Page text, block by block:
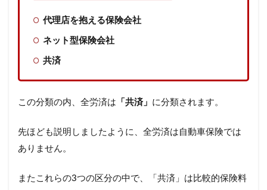
代理店を抱える保険会社
ネット型保険会社
共済
この分類の内、全労済は 「共済」 に分類されます。
先ほども説明しましたように、全労済は自動車保険では
ありません。
またこれらの3つの区分の中で、「共済」は比較的保険料